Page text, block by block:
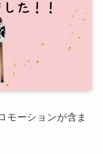
モーションが含ま